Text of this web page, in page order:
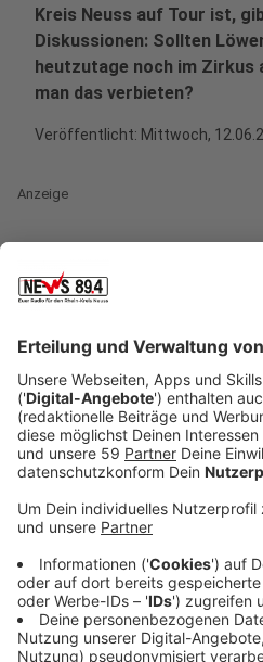
Kreis Neuss auf Tour ist,
Diskussionen: Sollten
heutzutage noch im
man das verbieten?
Veröffentlicht: Mittwoch,
Anzeige
Ab Mittwoch (19.06.) ist der
Neuss. Wir haben deswegen
demAktionsbündnis "Tiere
einerseits und mit den
andererseits.
Anzeige
Pro: Aktionsbündnis
Circus"
Anzeige